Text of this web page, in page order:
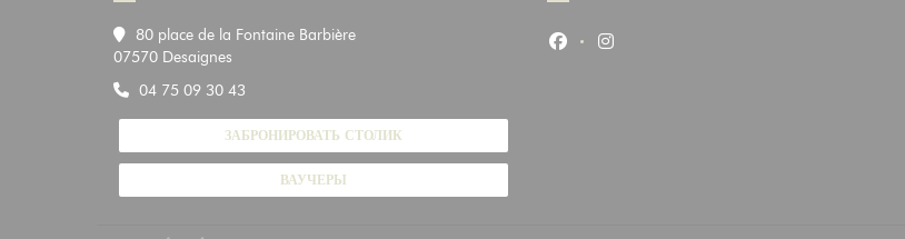
80 place de la Fontaine Barbière
07570 Desaignes
04 75 09 30 43
ЗАБРОНИРОВАТЬ СТОЛИК
ВАУЧЕРЫ
Facebook ((открывается в новом окне))
Instagram ((открывается в новом окне))